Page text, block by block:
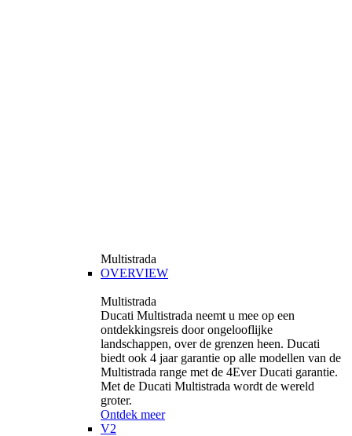
Multistrada
OVERVIEW
Multistrada
Ducati Multistrada neemt u mee op een
ontdekkingsreis door ongelooflijke
landschappen, over de grenzen heen. Ducati
biedt ook 4 jaar garantie op alle modellen van de
Multistrada range met de 4Ever Ducati garantie.
Met de Ducati Multistrada wordt de wereld
groter.
Ontdek meer
V2